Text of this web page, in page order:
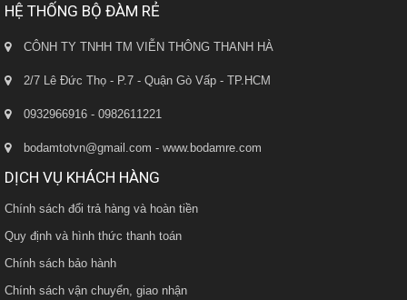
HỆ THỐNG BỘ ĐÀM RẺ
CÔNH TY TNHH TM VIỄN THÔNG THANH HÀ
2/7 Lê Đức Thọ - P.7 - Quận Gò Vấp - TP.HCM
0932966916 - 0982611221
bodamtotvn@gmail.com - www.bodamre.com
DỊCH VỤ KHÁCH HÀNG
Chính sách đổi trả hàng và hoàn tiền
Quy định và hình thức thanh toán
Chính sách bảo hành
Chính sách vận chuyển, giao nhận